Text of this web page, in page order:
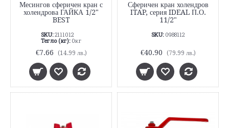
Месингов сферичен кран с
холендрова ГАЙКА 1/2"
BEST
SKU:2111012
Тегло (кг):0кг
€7.66 (14.99 лв.)
Сферичен кран холендров
ITAP, серия IDEAL П.О.
11/2"
SKU:0988112
€40.90 (79.99 лв.)